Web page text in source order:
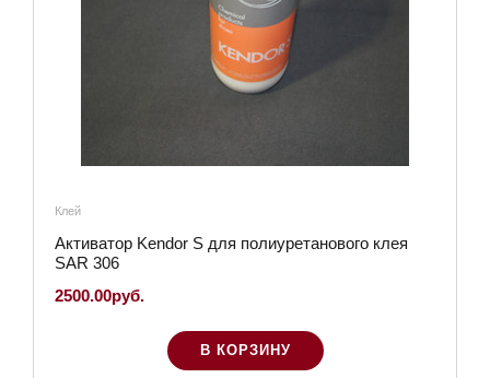
Клей
Активатор Kendor S для полиуретанового клея
SAR 306
2500.00руб.
В КОРЗИНУ